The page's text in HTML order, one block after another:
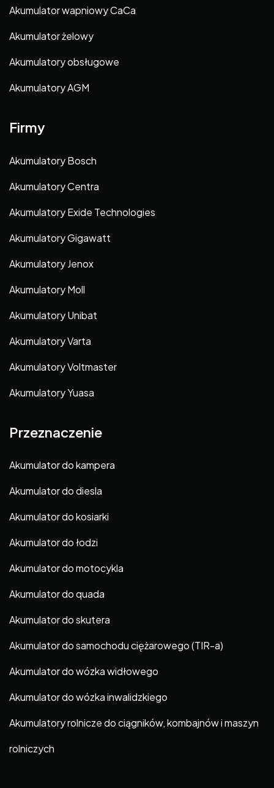
Akumulator wapniowy CaCa
Akumulator żelowy
Akumulatory obsługowe
Akumulatory AGM
Firmy
Akumulatory Bosch
Akumulatory Centra
Akumulatory Exide Technologies
Akumulatory Gigawatt
Akumulatory Jenox
Akumulatory Moll
Akumulatory Unibat
Akumulatory Varta
Akumulatory Voltmaster
Akumulatory Yuasa
Przeznaczenie
Akumulator do kampera
Akumulator do diesla
Akumulator do kosiarki
Akumulator do łodzi
Akumulator do motocykla
Akumulator do quada
Akumulator do skutera
Akumulator do samochodu ciężarowego (TIR-a)
Akumulator do wózka widłowego
Akumulator do wózka inwalidzkiego
Akumulatory rolnicze do ciągników, kombajnów i maszyn
rolniczych